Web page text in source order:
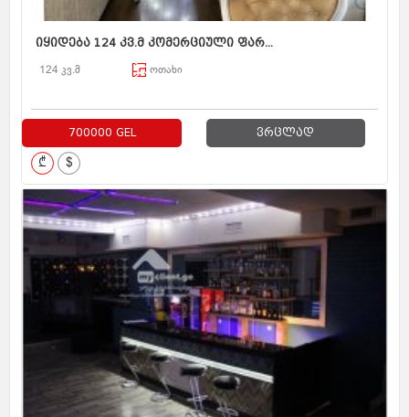
იყიდება 124 კვ.მ კომერციული ფარ...
124 კვ.მ ოთახი
700000 GEL ვრცლად
₾ $